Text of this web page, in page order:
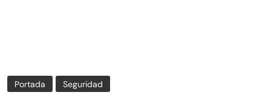
Portada Seguridad